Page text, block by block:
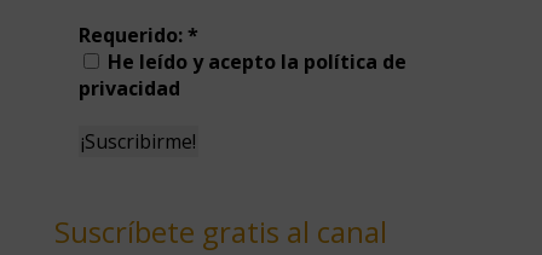
Requerido:*
He leído y acepto la política de
privacidad
Suscríbete gratis al canal